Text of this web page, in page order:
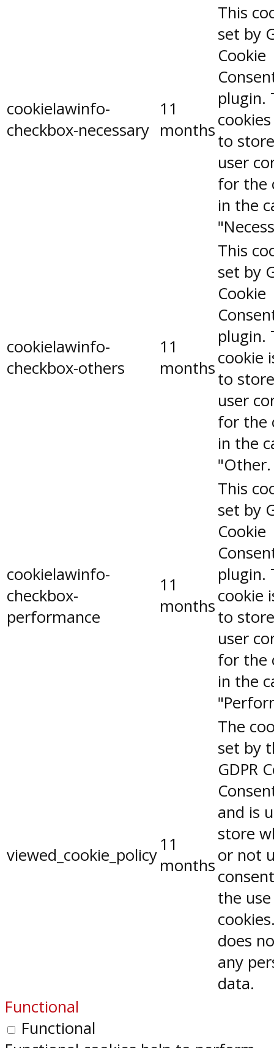
cookielawinfo-
checkbox-necessary
11
months
This
set by
Cookie
plugin.
to
user
for the
in the
cookielawinfo-
checkbox-others
11
months
This
set by
Cookie
plugin.
cookie
to
user
for the
in the
"Other.
cookielawinfo-
checkbox-
performance
11
months
This
set by
Cookie
plugin.
cookie
to
user
for the
in the
viewed_cookie_policy
11
months
The
set by
GDPR
and is
store
or not
the
does
any
data.
Functional
Functional